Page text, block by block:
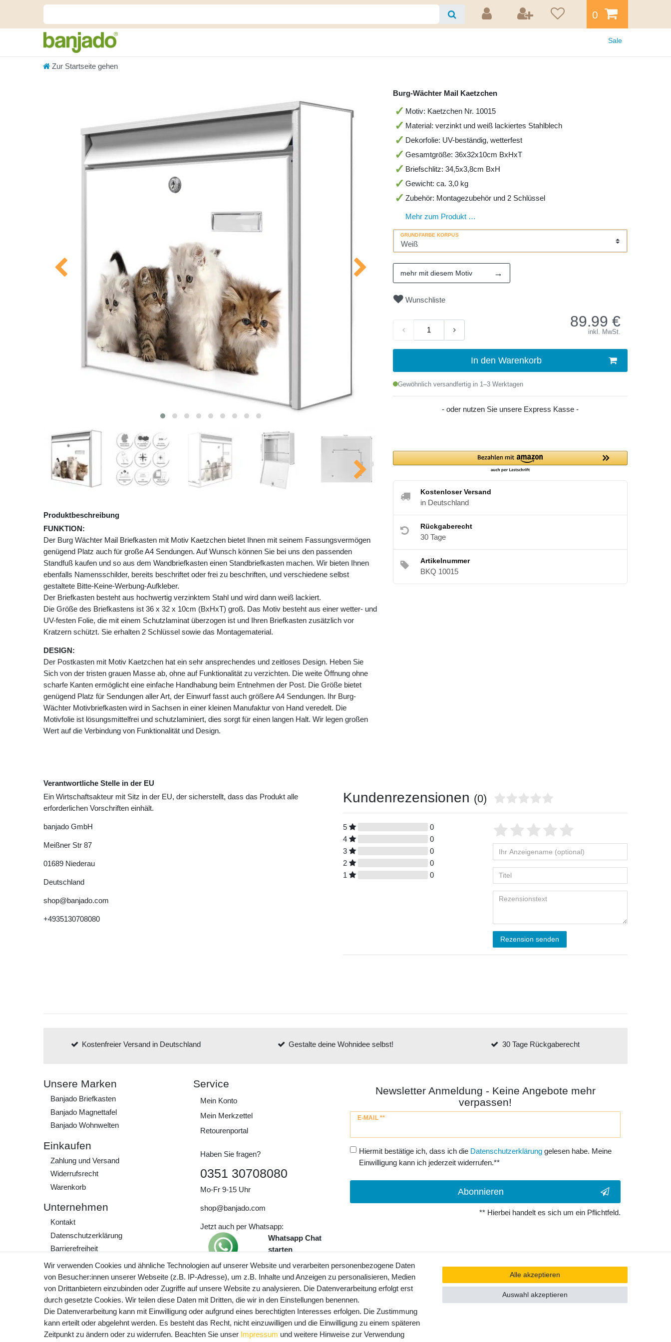
0
Sale
Zur Startseite gehen
Produktbeschreibung
FUNKTION:
Der Burg Wächter Mail Briefkasten mit Motiv Kaetzchen bietet Ihnen mit seinem Fassungsvermögen
genügend Platz auch für große A4 Sendungen. Auf Wunsch können Sie bei uns den passenden
Standfuß kaufen und so aus dem Wandbriefkasten einen Standbriefkasten machen. Wir bieten Ihnen
ebenfalls Namensschilder, bereits beschriftet oder frei zu beschriften, und verschiedene selbst
gestaltete Bitte-Keine-Werbung-Aufkleber.
Der Briefkasten besteht aus hochwertig verzinktem Stahl und wird dann weiß lackiert.
Die Größe des Briefkastens ist 36 x 32 x 10cm (BxHxT) groß. Das Motiv besteht aus einer wetter- und
UV-festen Folie, die mit einem Schutzlaminat überzogen ist und Ihren Briefkasten zusätzlich vor
Kratzern schützt. Sie erhalten 2 Schlüssel sowie das Montagematerial.
DESIGN:
Der Postkasten mit Motiv Kaetzchen hat ein sehr ansprechendes und zeitloses Design. Heben Sie
Sich von der tristen grauen Masse ab, ohne auf Funktionalität zu verzichten. Die weite Öffnung ohne
scharfe Kanten ermöglicht eine einfache Handhabung beim Entnehmen der Post. Die Größe bietet
genügend Platz für Sendungen aller Art, der Einwurf fasst auch größere A4 Sendungen. Ihr Burg-
Wächter Motivbriefkasten wird in Sachsen in einer kleinen Manufaktur von Hand veredelt. Die
Motivfolie ist lösungsmittelfrei und schutzlaminiert, dies sorgt für einen langen Halt. Wir legen großen
Wert auf die Verbindung von Funktionalität und Design.
Burg-Wächter Mail Kaetzchen
Motiv: Kaetzchen Nr. 10015
Material: verzinkt und weiß lackiertes Stahlblech
Dekorfolie: UV-beständig, wetterfest
Gesamtgröße: 36x32x10cm BxHxT
Briefschlitz: 34,5x3,8cm BxH
Gewicht: ca. 3,0 kg
Zubehör: Montagezubehör und 2 Schlüssel
Mehr zum Produkt …
GRUNDFARBE KORPUS
mehr mit diesem Motiv →
Wunschliste
89.99 €
inkl. MwSt.
In den Warenkorb
Gewöhnlich versandfertig in 1–3 Werktagen
- oder nutzen Sie unsere Express Kasse -
Kostenloser Versand
in Deutschland
Rückgaberecht
30 Tage
Artikelnummer
BKQ 10015
Verantwortliche Stelle in der EU
Ein Wirtschaftsakteur mit Sitz in der EU, der sicherstellt, dass das Produkt alle
erforderlichen Vorschriften einhält.
banjado GmbH
Meißner Str 87
01689 Niederau
Deutschland
shop@banjado.com
+4935130708080
Kundenrezensionen (0)
5
0
4
0
3
0
2
0
1
0
Rezension senden
Kostenfreier Versand in Deutschland Gestalte deine Wohnidee selbst! 30 Tage Rückgaberecht
Unsere Marken
Banjado Briefkasten
Banjado Magnettafel
Banjado Wohnwelten
Einkaufen
Zahlung und Versand
Widerrufs­recht
Warenkorb
Unternehmen
Kontakt
Daten­schutz­erklärung
Barrierefreiheit
AGB
Impressum
Werde Teil unserer
Community
Service
Mein Konto
Mein Merkzettel
Retourenportal
Haben Sie fragen?
0351 30708080
Mo-Fr 9-15 Uhr
shop@banjado.com
Jetzt auch per Whatsapp:
Whatsapp Chat
starten
Preisangaben inkl. gesetzl. MwSt. und
zzgl. Service- und Versandkosten
Newsletter Anmeldung - Keine Angebote mehr
verpassen!
E-MAIL **
Newsletter
Hiermit bestätige ich, dass ich die Daten­schutz­erklärunggelesen habe. Meine
Einwilligung kann ich jederzeit widerrufen.**
Abonnieren
** Hierbei handelt es sich um ein Pflichtfeld.
Wir verwenden Cookies und ähnliche Technologien auf unserer Website und verarbeiten personenbezogene Daten
von Besucher:innen unserer Webseite (z.B. IP-Adresse), um z.B. Inhalte und Anzeigen zu personalisieren, Medien
von Drittanbietern einzubinden oder Zugriffe auf unsere Website zu analysieren. Die Datenverarbeitung erfolgt erst
durch gesetzte Cookies. Wir teilen diese Daten mit Dritten, die wir in den Einstellungen benennen.
Die Datenverarbeitung kann mit Einwilligung oder aufgrund eines berechtigten Interesses erfolgen. Die Zustimmung
kann erteilt oder abgelehnt werden. Es besteht das Recht, nicht einzuwilligen und die Einwilligung zu einem späteren
Zeitpunkt zu ändern oder zu widerrufen. Beachten Sie unser Impressum und weitere Hinweise zur Verwendung
Alle akzeptieren
Auswahl akzeptieren